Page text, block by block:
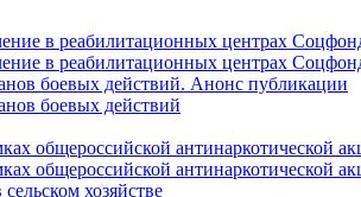
в реабилитационных центрах
в реабилитационных центрах
боевых действий. Анонс публикации
боевых действий
общероссийской антинаркотической
общероссийской антинаркотической
хозяйстве